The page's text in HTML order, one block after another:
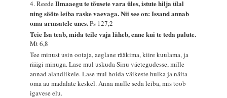
4. ReedeIlmaaegu te tõusete vara üles, istute hilja ülal
ning sööte leiba raske vaevaga. Nii see on: Issand annab
oma armsatele unes.Ps 127,2
Teie Isa teab, mida teile vaja läheb, enne kui te teda palute.
Mt 6,8
Tee minust usin ootaja, aeglane rääkima, kiire kuulama, ja
räägi minuga. Lase mul uskuda Sinu väetegudesse, mille
annad alandlikele. Lase mul hoida väikeste hulka ja näita
oma au madalate keskel. Anna mulle seda leiba, mis toob
igavese elu.